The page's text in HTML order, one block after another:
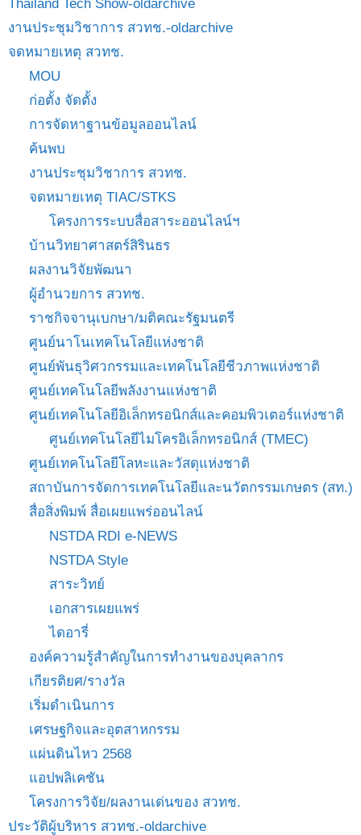
Thailand Tech Show-oldarchive
งานประชุมวิชาการ สวทช.-oldarchive
จดหมายเหตุ สวทช.
MOU
ก่อตั้ง จัดตั้ง
การจัดหาฐานข้อมูลออนไลน์
ค้นพบ
งานประชุมวิชาการ สวทช.
จดหมายเหตุ TIAC/STKS
โครงการระบบสื่อสาระออนไลน์ฯ
บ้านวิทยาศาสตร์สิรินธร
ผลงานวิจัยพัฒนา
ผู้อำนวยการ สวทช.
ราชกิจจานุเบกษา/มติคณะรัฐมนตรี
ศูนย์นาโนเทคโนโลยีแห่งชาติ
ศูนย์พันธุวิศวกรรมและเทคโนโลยีชีวภาพแห่งชาติ
ศูนย์เทคโนโลยีพลังงานแห่งชาติ
ศูนย์เทคโนโลยีอิเล็กทรอนิกส์และคอมพิวเตอร์แห่งชาติ
ศูนย์เทคโนโลยีไมโครอิเล็กทรอนิกส์ (TMEC)
ศูนย์เทคโนโลยีโลหะและวัสดุแห่งชาติ
สถาบันการจัดการเทคโนโลยีและนวัตกรรมเกษตร (สท.)
สื่อสิ่งพิมพ์ สื่อเผยแพร่ออนไลน์
NSTDA RDI e-NEWS
NSTDA Style
สาระวิทย์
เอกสารเผยแพร่
ไดอารี่
องค์ความรู้สำคัญในการทำงานของบุคลากร
เกียรติยศ/รางวัล
เริ่มดำเนินการ
เศรษฐกิจและอุตสาหกรรม
แผ่นดินไหว 2568
แอปพลิเคชัน
โครงการวิจัย/ผลงานเด่นของ สวทช.
ประวัติผู้บริหาร สวทช.-oldarchive